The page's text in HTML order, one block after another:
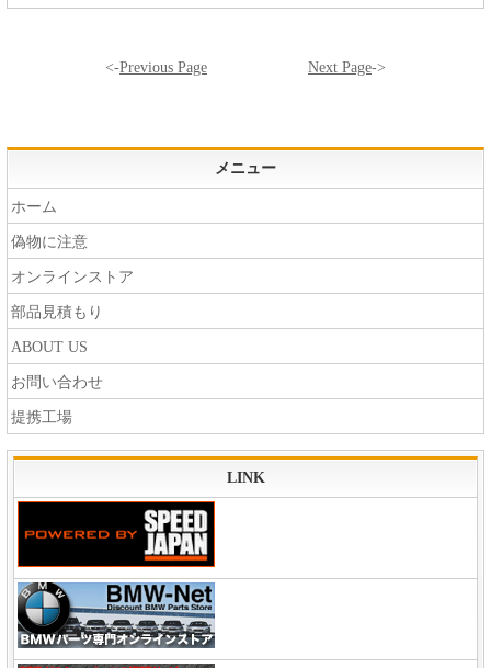
<-Previous Page Next Page->
メニュー
ホーム
偽物に注意
オンラインストア
部品見積もり
ABOUT US
お問い合わせ
提携工場
LINK